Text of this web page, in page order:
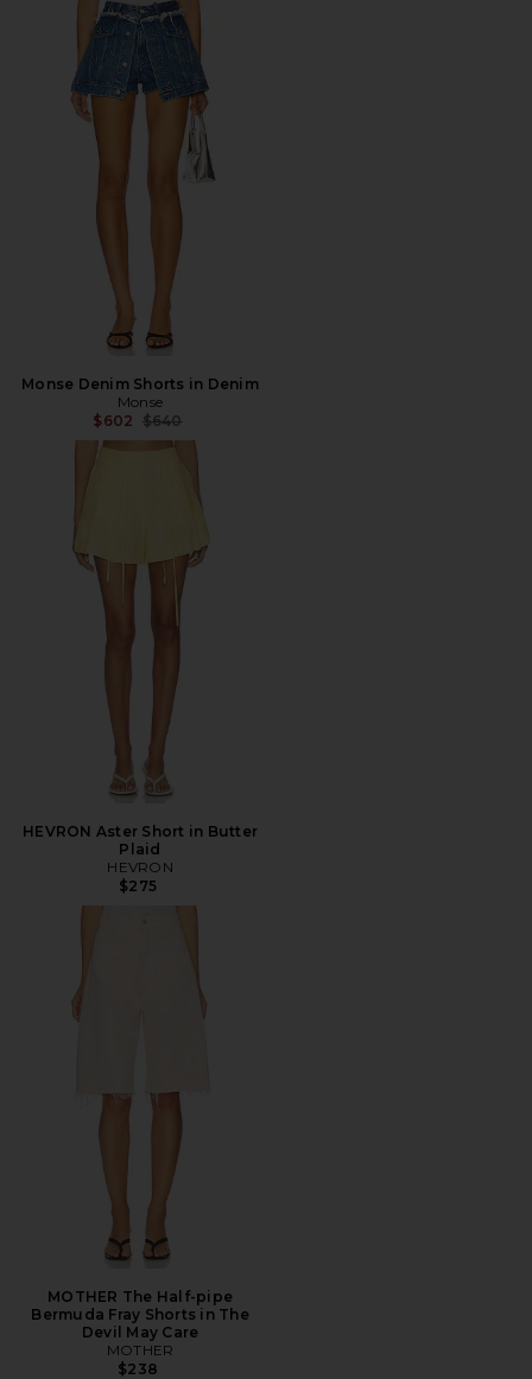
Monse Denim Shorts in Denim
Monse
$602 전 가격:
$640
HEVRON Aster Short in Butter
Plaid
HEVRON
$275
MOTHER The Half-pipe
Bermuda Fray Shorts in The
Devil May Care
MOTHER
$238